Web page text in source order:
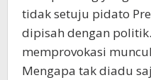
tidak setuju pidato
dipisah dengan
memprovokasi
Mengapa tak diadu